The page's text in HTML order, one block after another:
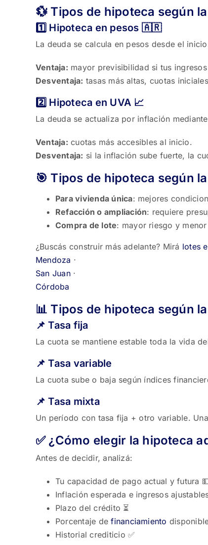
💱 Tipos de hipoteca según
1️⃣ Hipoteca en pesos 🇦🇷
La deuda se calcula en pesos desde el
Ventaja: mayor previsibilidad si tus
Desventaja: tasas más altas, cuotas
2️⃣ Hipoteca en UVA 📈
La deuda se actualiza por inflación
Ventaja: cuotas más accesibles al inicio.
Desventaja: si la inflación sube fuerte, la
🎯 Tipos de hipoteca según
Para vivienda única: mejores
Refacción o ampliación: requiere
Compra de lote: mayor riesgo y menor
¿Buscás construir más adelante? Mirá lotes
Mendoza ·
San Juan·
Córdoba
📊 Tipos de hipoteca según
📌 Tasa fija
La cuota se mantiene estable toda la vida
📌 Tasa variable
La cuota sube o baja según índices
📌 Tasa mixta
Un período con tasa fija + otro variable.
✅ ¿Cómo elegir la hipoteca
Antes de decidir, analizá:
Tu capacidad de pago actual y futura
Inflación esperada e ingresos
Plazo del crédito ⏳
Porcentaje definanciamiento
Historial crediticio ✅